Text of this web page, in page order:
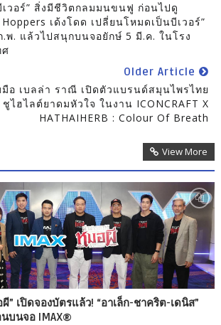
เวอร์” สิ่งมีชีวิตกลมมนขนฟู ก่อนไปดู
Hoppers เด้งโดด เปลี่ยนโหมดเป็นบีเวอร์”
พ. แล้วไปสนุกบนจอยักษ์ 5 มี.ค. ในโรง
Older Article
อ เบลล่า ราณี เปิดตัวแบรนด์สมุนไพรไทย
ชูไฮไลต์ยาดมหัวใจ ในงาน ICONCRAFT X
HATHAIHERB : Colour Of Breath
View More
” เปิดจองบัตรแล้ว! “อาเล็ก-ชาคริต-เดนิส”
บนจอ IMAX®